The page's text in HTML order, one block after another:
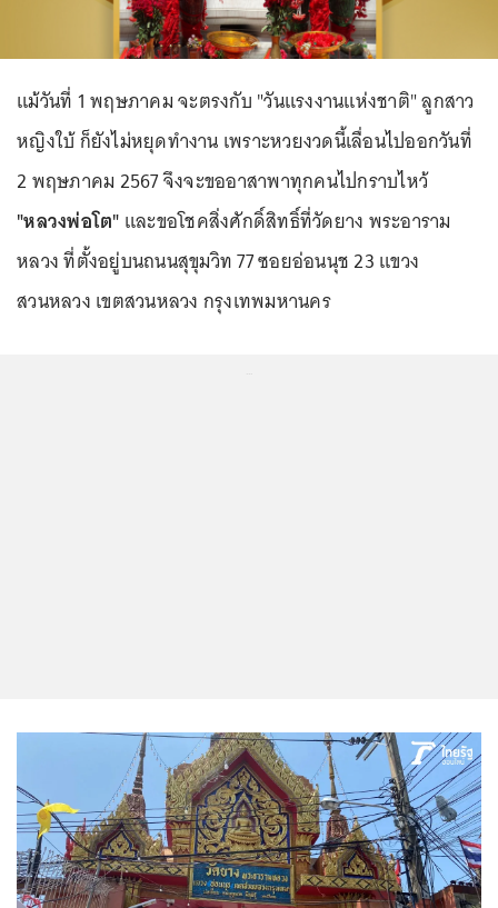
แม้วันที่ 1 พฤษภาคม จะตรงกับ "วันแรงงานแห่งชาติ" ลูกสาว
หญิงใบ้ ก็ยังไม่หยุดทำงาน เพราะหวยงวดนี้เลื่อนไปออกวันที่
2 พฤษภาคม 2567 จึงจะขออาสาพาทุกคนไปกราบไหว้
"หลวงพ่อโต" และขอโชคสิ่งศักดิ์สิทธิ์ที่วัดยาง พระอาราม
หลวง ที่ตั้งอยู่บนถนนสุขุมวิท 77 ซอยอ่อนนุช 23 แขวง
สวนหลวง เขตสวนหลวง กรุงเทพมหานคร